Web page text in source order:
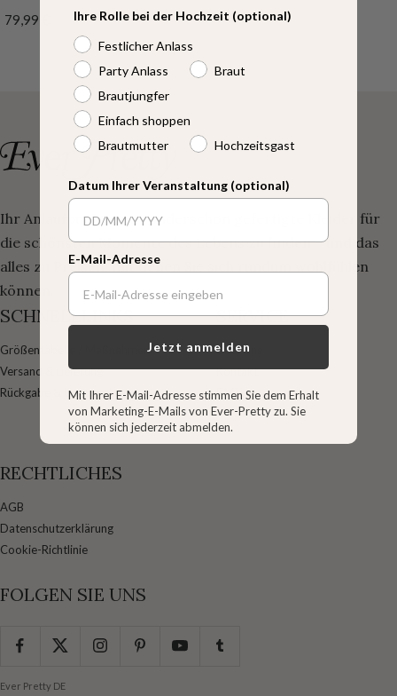
Bodenlaenge Fishtail Split
Hochzeitskleider
Angebotspreis
79,99 €
Ihr Anlaufpunkt, um wunderschön gefertigte Kleider für
die schönsten Momente des Lebens zu finden – und das
alles zu Preisen, mit denen Sie sich rundum wohlfühlen
können.
SCHNELLLINKS
Größentabelle / Maßnehmen
Versand & Lieferung
Rückgabe & Umtausch
SERVICE
Über uns
Kontakt
FAQ
RECHTLICHES
AGB
Datenschutzerklärung
Cookie-Richtlinie
FOLGEN SIE UNS
Ever Pretty DE
Ihre Rolle bei der Hochzeit (optional)
Festlicher Anlass
Party Anlass
Braut
Brautjungfer
Einfach shoppen
Brautmutter
Hochzeitsgast
Datum Ihrer Veranstaltung (optional)
E-Mail-Adresse
Jetzt anmelden
Mit Ihrer E-Mail-Adresse stimmen Sie dem Erhalt
von Marketing-E-Mails von Ever-Pretty zu. Sie
können sich jederzeit abmelden.